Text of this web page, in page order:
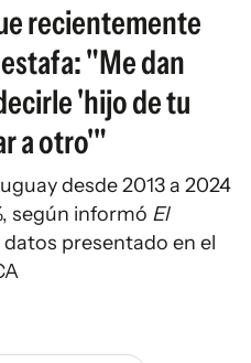
recientemente
"Me dan
'hijo de tu
a otro'"
desde 2013 a 2024
según informó El
presentado en el